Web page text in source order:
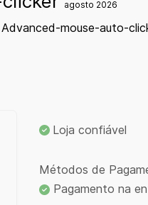
agosto 2026
mouse-auto-
Loja confiável
Métodos de
Pagamento na